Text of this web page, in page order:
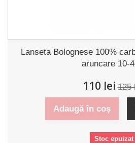
Lanseta Bolognese 100%
aruncare 10-
110 lei 125
Adaugă în coș
Stoc epuizat